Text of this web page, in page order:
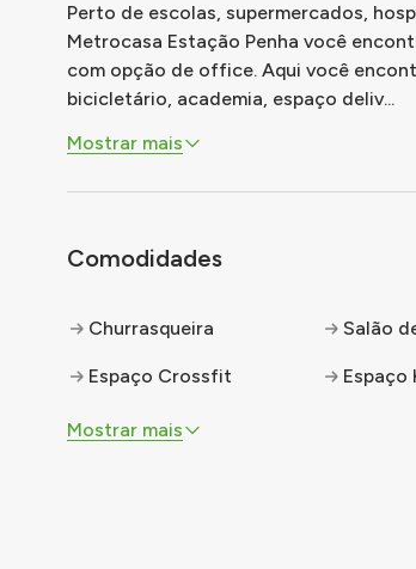
Perto de escolas, supermercados,
Metrocasa Estação Penha você
com opção de office. Aqui você
bicicletário, academia, espaço deliv...
Mostrar mais
Comodidades
Churrasqueira Salão
Espaço Crossfit Espaço
Mostrar mais